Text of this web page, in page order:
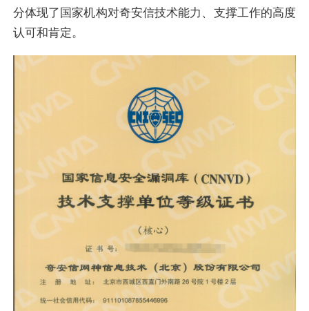
分体现了国家机构对奇安信技术能力、支撑工作的高度
认可和肯定。